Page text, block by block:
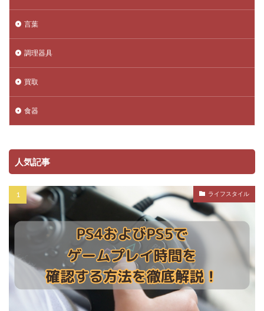
言葉
調理器具
買取
食器
人気記事
ライフスタイル